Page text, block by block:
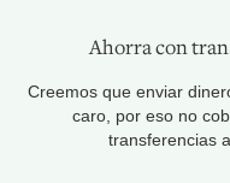
Ahorra con
Creemos que enviar
caro, por eso no
transferencias